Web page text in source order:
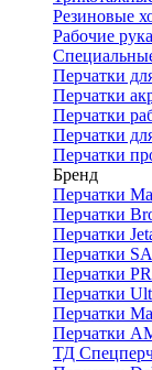
Резиновые
Рабочие
Перчатки
Перчатки
Перчатки
Перчатки
Перчатки
Бренд
Перчатки
Перчатки
Перчатки
Перчатки
Перчатки
Перчатки
Перчатки
Перчатки
ТД